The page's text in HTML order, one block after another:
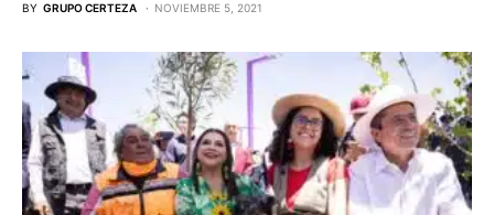
BY GRUPO CERTEZA NOVIEMBRE 5, 2021